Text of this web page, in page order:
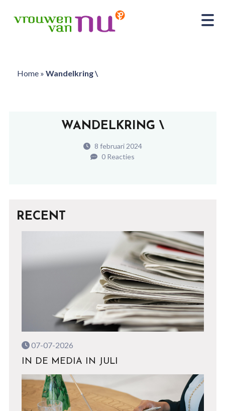
Home» Wandelkring \
WANDELKRING \
8 februari 2024
0 Reacties
RECENT
07-07-2026
IN DE MEDIA IN JULI